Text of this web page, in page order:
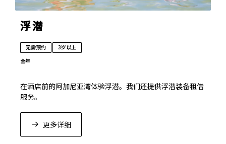
浮潜
无需预约
3岁以上
全年
在酒店前的阿加尼亚湾体验浮潜。我们还提供浮潜装备租借
服务。
更多详细